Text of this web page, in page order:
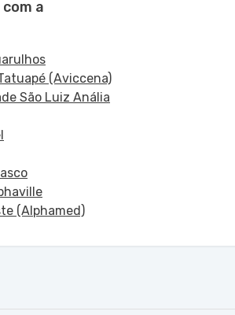
a
(Aviccena)
São Luiz Anália
(Alphamed)